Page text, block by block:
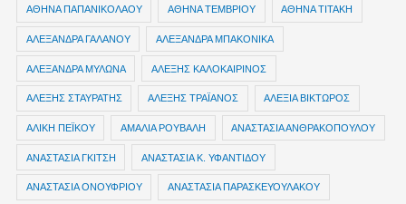
ΑΘΗΝΑ ΠΑΠΑΝΙΚΟΛΑΟΥ ΑΘΗΝΑ ΤΕΜΒΡΙΟΥ ΑΘΗΝΑ ΤΙΤΑΚΗ
ΑΛΕΞΑΝΔΡΑ ΓΑΛΑΝΟΥ ΑΛΕΞΑΝΔΡΑ ΜΠΑΚΟΝΙΚΑ
ΑΛΕΞΑΝΔΡΑ ΜΥΛΩΝΑ ΑΛΕΞΗΣ ΚΑΛΟΚΑΙΡΙΝΟΣ
ΑΛΕΞΗΣ ΣΤΑΥΡΑΤΗΣ ΑΛΕΞΗΣ ΤΡΑΪΑΝΟΣ ΑΛΕΞΙΑ ΒΙΚΤΩΡΟΣ
ΑΛΙΚΗ ΠΕΪΚΟΥ ΑΜΑΛΙΑ ΡΟΥΒΑΛΗ ΑΝΑΣΤΑΣΙΑ ΑΝΘΡΑΚΟΠΟΥΛΟΥ
ΑΝΑΣΤΑΣΙΑ ΓΚΙΤΣΗ ΑΝΑΣΤΑΣΙΑ Κ. ΥΦΑΝΤΙΔΟΥ
ΑΝΑΣΤΑΣΙΑ ΟΝΟΥΦΡΙΟΥ ΑΝΑΣΤΑΣΙΑ ΠΑΡΑΣΚΕΥΟΥΛΑΚΟΥ